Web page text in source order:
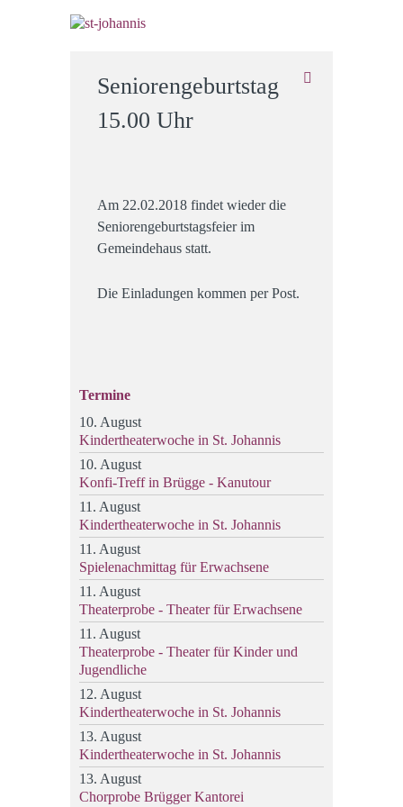
Seniorengeburtstag
15.00 Uhr
Am 22.02.2018 findet wieder die
Seniorengeburtstagsfeier im
Gemeindehaus statt.
Die Einladungen kommen per Post.
Termine
10. August
Kindertheaterwoche in St. Johannis
10. August
Konfi-Treff in Brügge - Kanutour
11. August
Kindertheaterwoche in St. Johannis
11. August
Spielenachmittag für Erwachsene
11. August
Theaterprobe - Theater für Erwachsene
11. August
Theaterprobe - Theater für Kinder und
Jugendliche
12. August
Kindertheaterwoche in St. Johannis
13. August
Kindertheaterwoche in St. Johannis
13. August
Chorprobe Brügger Kantorei